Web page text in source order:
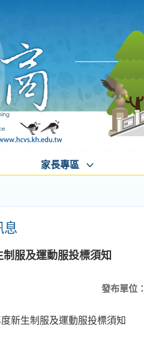
家長專區
息
服及運動服投標須知
發布單位：
新生制服及運動服投標須知